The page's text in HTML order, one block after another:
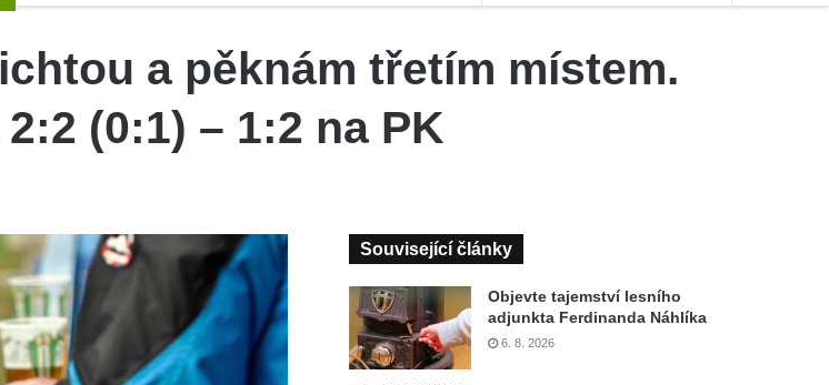
a pěknám třetím místem.
(0:1) – 1:2 na PK
Související články
Objevte tajemství lesního
adjunkta Ferdinanda Náhlíka
6. 8. 2026